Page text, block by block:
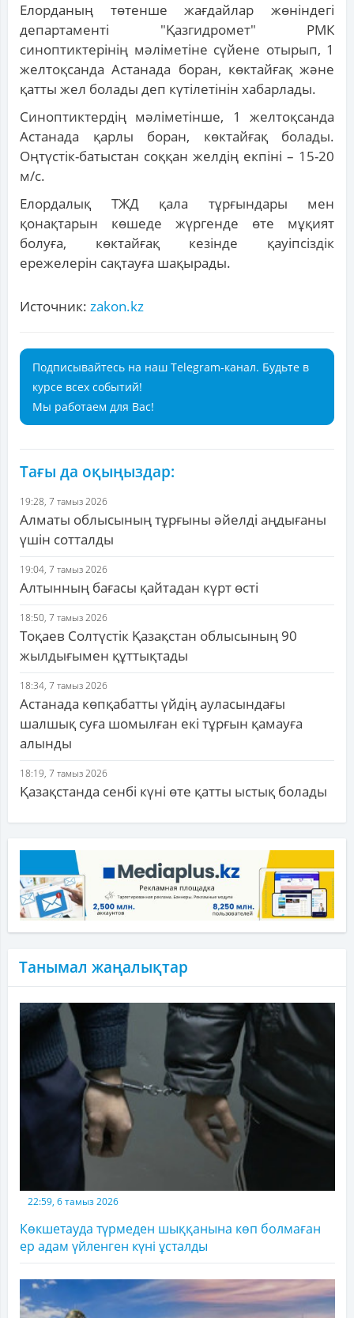
Елорданың төтенше жағдайлар жөніндегі
департаменті "Қазгидромет" РМК
синоптиктерінің мәліметіне сүйене отырып, 1
желтоқсанда Астанада боран, көктайғақ және
қатты жел болады деп күтілетінін хабарлады.
Синоптиктердің мәліметінше, 1 желтоқсанда
Астанада қарлы боран, көктайғақ болады.
Оңтүстік-батыстан соққан желдің екпіні – 15-20
м/с.
Елордалық ТЖД қала тұрғындары мен
қонақтарын көшеде жүргенде өте мұқият
болуға, көктайғақ кезінде қауіпсіздік
ережелерін сақтауға шақырады.
Источник: zakon.kz
Подписывайтесь на наш Telegram-канал. Будьте в
курсе всех событий!
Мы работаем для Вас!
Тағы да оқыңыздар:
19:28, 7 тамыз 2026
Алматы облысының тұрғыны әйелді аңдығаны
үшін сотталды
19:04, 7 тамыз 2026
Алтынның бағасы қайтадан күрт өсті
18:50, 7 тамыз 2026
Тоқаев Солтүстік Қазақстан облысының 90
жылдығымен құттықтады
18:34, 7 тамыз 2026
Астанада көпқабатты үйдің ауласындағы
шалшық суға шомылған екі тұрғын қамауға
алынды
18:19, 7 тамыз 2026
Қазақстанда сенбі күні өте қатты ыстық болады
Танымал жаңалықтар
22:59, 6 тамыз 2026
Көкшетауда түрмеден шыққанына көп болмаған
ер адам үйленген күні ұсталды